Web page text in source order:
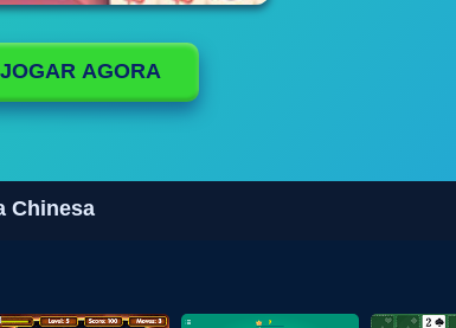
JOGAR AGORA
Chinesa